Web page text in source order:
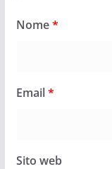
Nome*
Email*
Sito web